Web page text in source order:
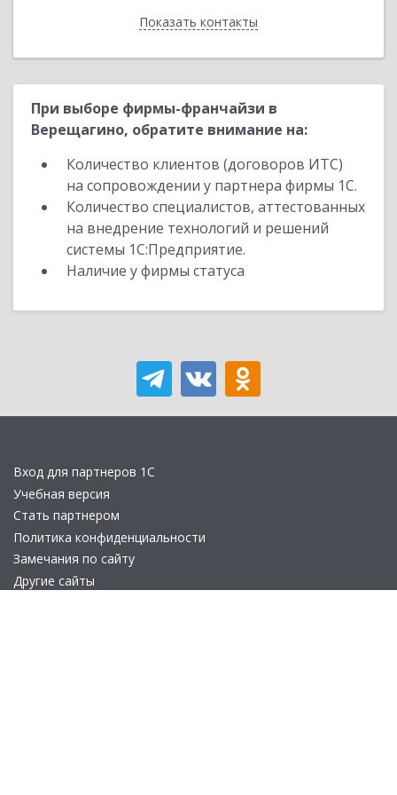
Показать контакты
Назад
При выборе фирмы-франчайзи в
Верещагино, обратите внимание на:
Количество клиентов (договоров ИТС)
на сопровождении у партнера фирмы 1С.
Количество специалистов, аттестованных
на внедрение технологий и решений
системы 1С:Предприятие.
Наличие у фирмы статуса
Вход для партнеров 1С
Учебная версия
Стать партнером
Политика конфиденциальности
Замечания по сайту
Другие сайты